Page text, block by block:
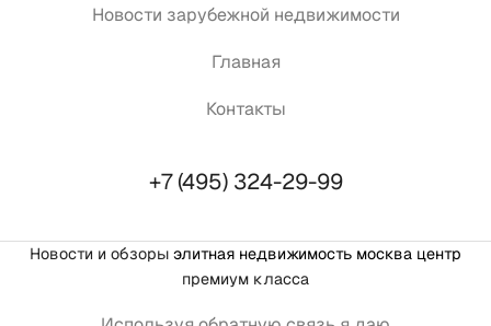
Новости зарубежной недвижимости
Главная
Контакты
+7 (495) 324-29-99
Новости и обзоры элитная недвижимость москва центр
премиум класса